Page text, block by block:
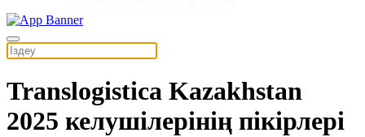
Translogistica Kazakhstan
2025 келушілерінің пікірлері